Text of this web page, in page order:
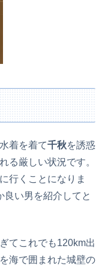
着を着て千秋を誘惑
る厳しい状況です。
行くことになりま
良い男を紹介してと
てこれでも120km出
海で囲まれた城壁の